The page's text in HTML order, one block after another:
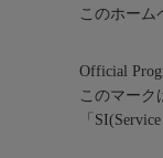
このホーム
Official
このマーク
「